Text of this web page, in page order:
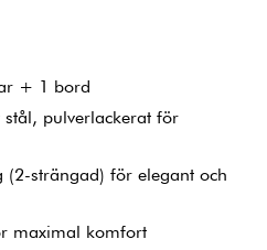
+ 1 bord
pulverlackerat för
(2-strängad) för elegant och
maximal komfort